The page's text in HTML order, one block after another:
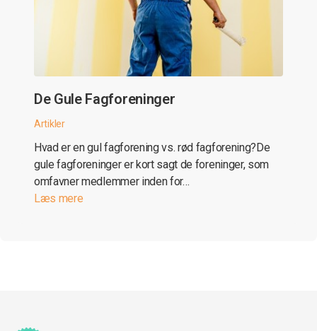
De Gule Fagforeninger
Artikler
Hvad er en gul fagforening vs. rød fagforening?De
gule fagforeninger er kort sagt de foreninger, som
omfavner medlemmer inden for…
Læs mere